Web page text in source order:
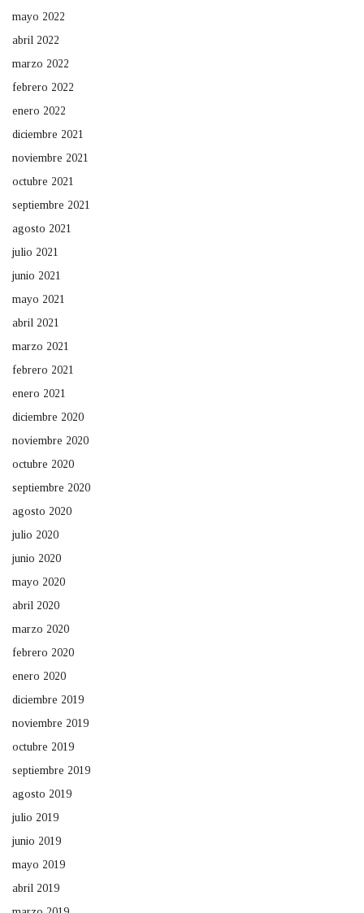
mayo 2022
abril 2022
marzo 2022
febrero 2022
enero 2022
diciembre 2021
noviembre 2021
octubre 2021
septiembre 2021
agosto 2021
julio 2021
junio 2021
mayo 2021
abril 2021
marzo 2021
febrero 2021
enero 2021
diciembre 2020
noviembre 2020
octubre 2020
septiembre 2020
agosto 2020
julio 2020
junio 2020
mayo 2020
abril 2020
marzo 2020
febrero 2020
enero 2020
diciembre 2019
noviembre 2019
octubre 2019
septiembre 2019
agosto 2019
julio 2019
junio 2019
mayo 2019
abril 2019